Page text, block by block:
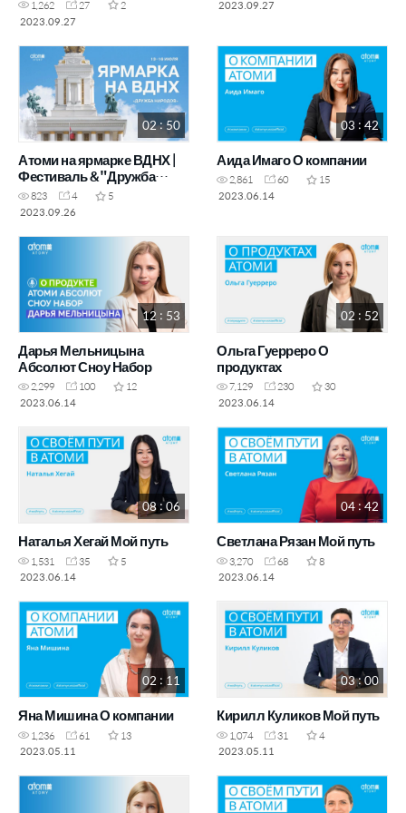
14.07.23
1,262 27
2
2023.09.27
2023.09.27
02 : 50
Атоми на ярмарке ВДНХ |
Фестиваль &"Дружба
Народов&" 13–16 июля
2023 г
823 4
5
2023.09.26
03 : 42
Аида Имаго О компании
2,861 60
15
2023.06.14
12 : 53
Дарья Мельницына
Абсолют Сноу Набор
2,299 100
12
2023.06.14
02 : 52
Ольга Гуерреро О
продуктах
7,129 230
30
2023.06.14
08 : 06
Наталья Хегай Мой путь
1,531 35
5
2023.06.14
04 : 42
Светлана Рязан Мой путь
3,270 68
8
2023.06.14
02 : 11
Яна Мишина О компании
1,236 61
13
2023.05.11
03 : 00
Кирилл Куликов Мой путь
1,074 31
4
2023.05.11